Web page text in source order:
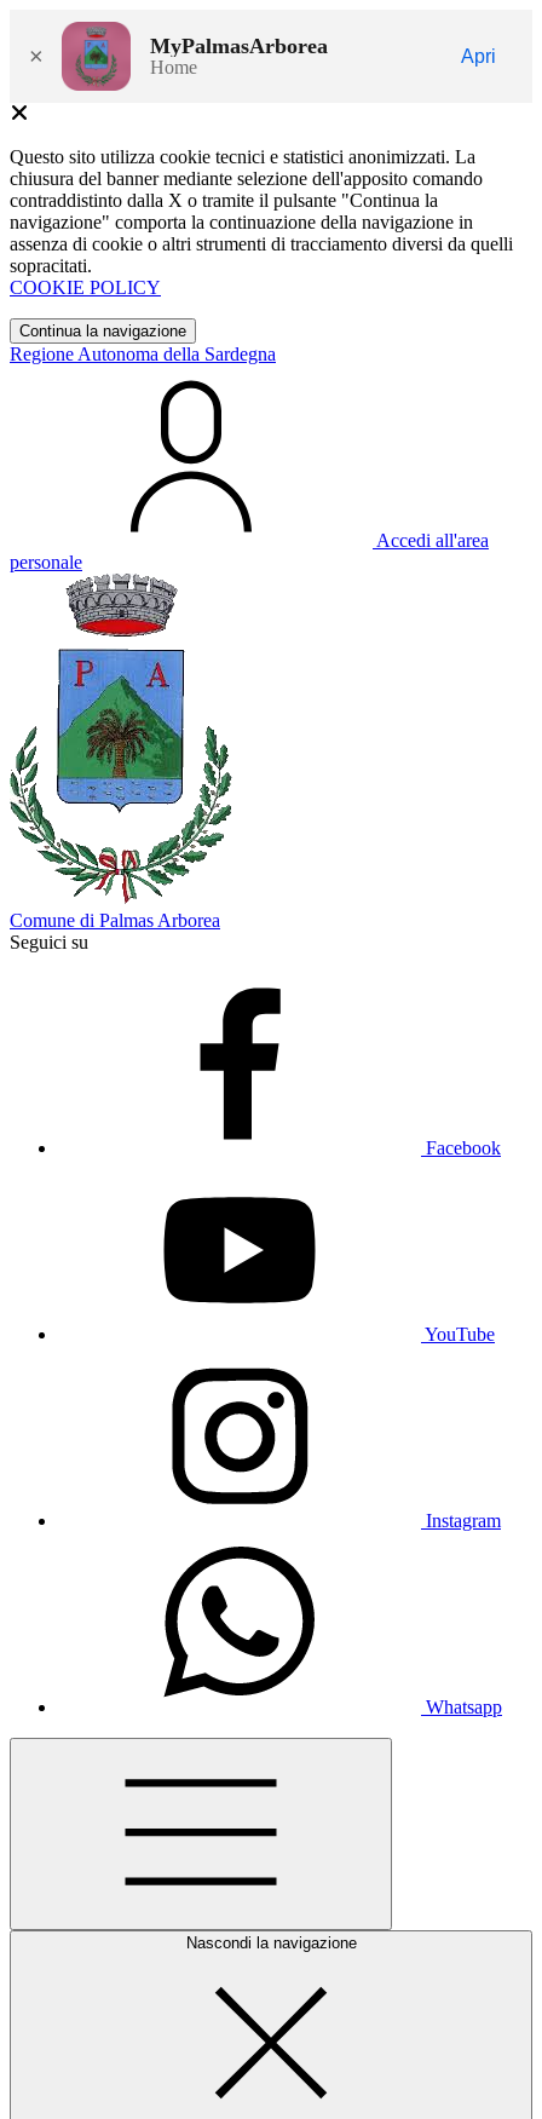
× MyPalmasArborea
Home
Apri
Questo sito utilizza cookie tecnici e statistici anonimizzati. La
chiusura del banner mediante selezione dell'apposito comando
contraddistinto dalla X o tramite il pulsante "Continua la
navigazione" comporta la continuazione della navigazione in
assenza di cookie o altri strumenti di tracciamento diversi da quelli
sopracitati.
COOKIE POLICY
Continua la navigazione
Regione Autonoma della Sardegna
Accedi all'area
personale
Comune di Palmas Arborea
Seguici su
Facebook
YouTube
Instagram
Whatsapp
Nascondi la navigazione